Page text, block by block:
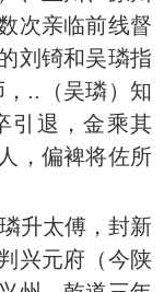
次亲临前线督
刘锜和吴璘指
..（吴璘）知
引退，金乘其
，偏裨将佐所
升太傅，封新
兴元府（今陕